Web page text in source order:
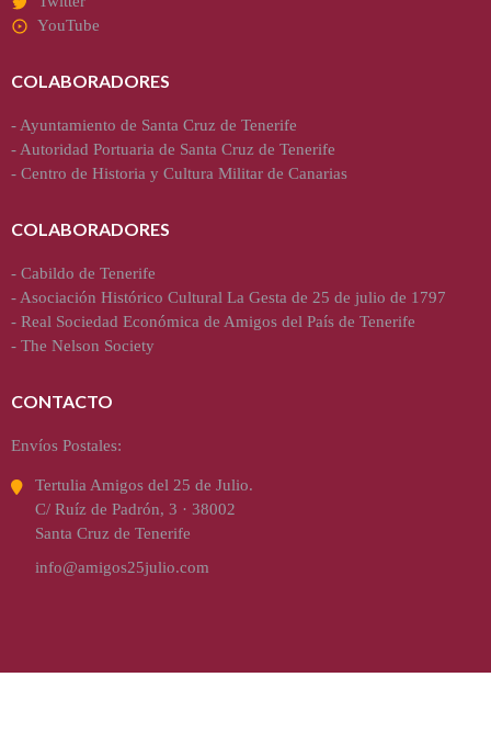
YouTube
COLABORADORES
- Ayuntamiento de Santa Cruz de Tenerife
- Autoridad Portuaria de Santa Cruz de Tenerife
- Centro de Historia y Cultura Militar de Canarias
COLABORADORES
- Cabildo de Tenerife
- Asociación Histórico Cultural La Gesta de 25 de julio de 1797
- Real Sociedad Económica de Amigos del País de Tenerife
- The Nelson Society
CONTACTO
Envíos Postales:
Tertulia Amigos del 25 de Julio.
C/ Ruíz de Padrón, 3 · 38002
Santa Cruz de Tenerife
info@amigos25julio.com